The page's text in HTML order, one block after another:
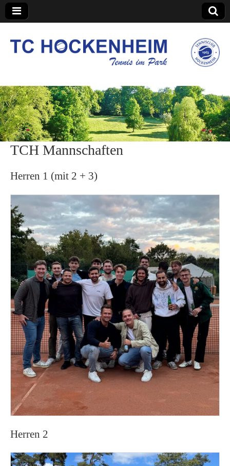
TC Hockenheim
TCH Mannschaften
Herren 1 (mit 2 + 3)
Herren 2